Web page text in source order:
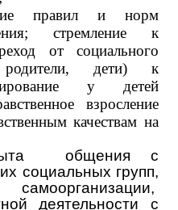
правил и норм
стремление к
от социального
родители, дети) к
у детей
взросление
качествам на
общения с
социаль­ных групп,
деятельности с